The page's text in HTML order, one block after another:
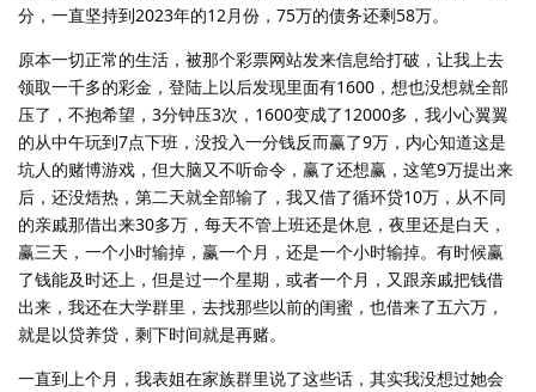
分，一直坚持到2023年的12月份，75万的债务还剩58万。
原本一切正常的生活，被那个彩票网站发来信息给打破，让我上去
领取一千多的彩金，登陆上以后发现里面有1600，想也没想就全部
压了，不抱希望，3分钟压3次，1600变成了12000多，我小心翼翼
的从中午玩到7点下班，没投入一分钱反而赢了9万，内心知道这是
坑人的赌博游戏，但大脑又不听命令，赢了还想赢，这笔9万提出来
后，还没焐热，第二天就全部输了，我又借了循环贷10万，从不同
的亲戚那借出来30多万，每天不管上班还是休息，夜里还是白天，
赢三天，一个小时输掉，赢一个月，还是一个小时输掉。有时候赢
了钱能及时还上，但是过一个星期，或者一个月，又跟亲戚把钱借
出来，我还在大学群里，去找那些以前的闺蜜，也借来了五六万，
就是以贷养贷，剩下时间就是再赌。
一直到上个月，我表姐在家族群里说了这些话，其实我没想过她会